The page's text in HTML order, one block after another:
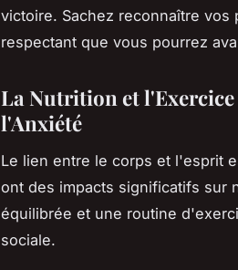
victoire. Sachez reconnaître
respectant que vous pourrez
La Nutrition et l'Exercice
l'Anxiété
Le lien entre le corps et l'esprit
ont des impacts significatifs sur
équilibrée et une routine
sociale.